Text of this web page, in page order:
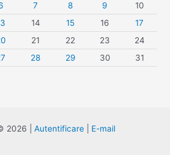
7 8 9
10
14 15 16
17
21 22 23
24
28 29 30 31
2026 | Autentificare| E-mail